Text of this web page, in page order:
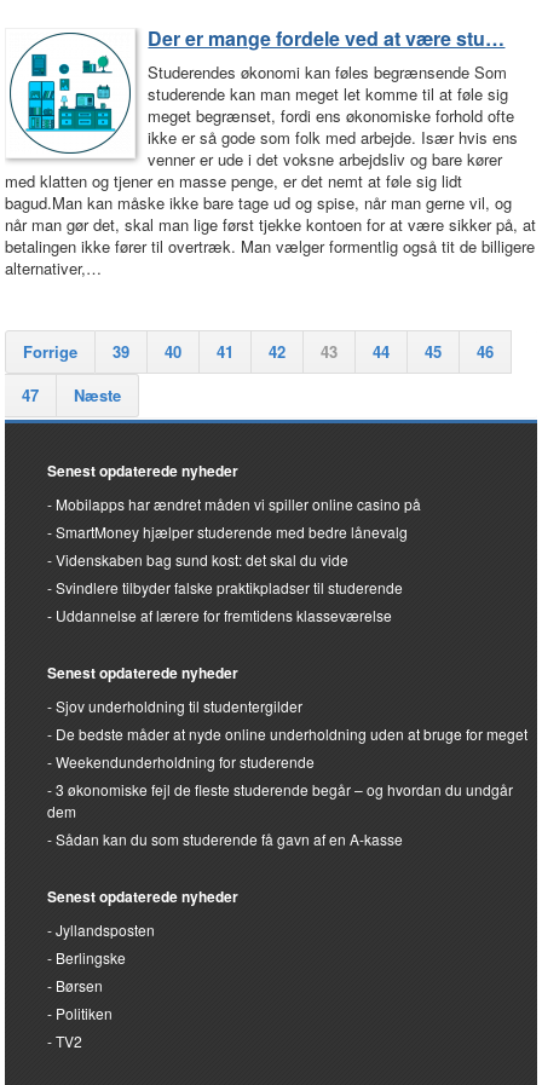
Der er mange fordele ved at være stu…
Studerendes økonomi kan føles begrænsende Som
studerende kan man meget let komme til at føle sig
meget begrænset, fordi ens økonomiske forhold ofte
ikke er så gode som folk med arbejde. Især hvis ens
venner er ude i det voksne arbejdsliv og bare kører
med klatten og tjener en masse penge, er det nemt at føle sig lidt
bagud.Man kan måske ikke bare tage ud og spise, når man gerne vil, og
når man gør det, skal man lige først tjekke kontoen for at være sikker på, at
betalingen ikke fører til overtræk. Man vælger formentlig også tit de billigere
alternativer,…
Forrige 39 40 41 42 43 44 45
46
47
Næste
Senest opdaterede nyheder
Mobilapps har ændret måden vi spiller online casino på
SmartMoney hjælper studerende med bedre lånevalg
Videnskaben bag sund kost: det skal du vide
Svindlere tilbyder falske praktikpladser til studerende
Uddannelse af lærere for fremtidens klasseværelse
Senest opdaterede nyheder
Sjov underholdning til studentergilder
De bedste måder at nyde online underholdning uden at bruge for meget
Weekendunderholdning for studerende
3 økonomiske fejl de fleste studerende begår – og hvordan du undgår
dem
Sådan kan du som studerende få gavn af en A-kasse
Senest opdaterede nyheder
Jyllandsposten
Berlingske
Børsen
Politiken
TV2